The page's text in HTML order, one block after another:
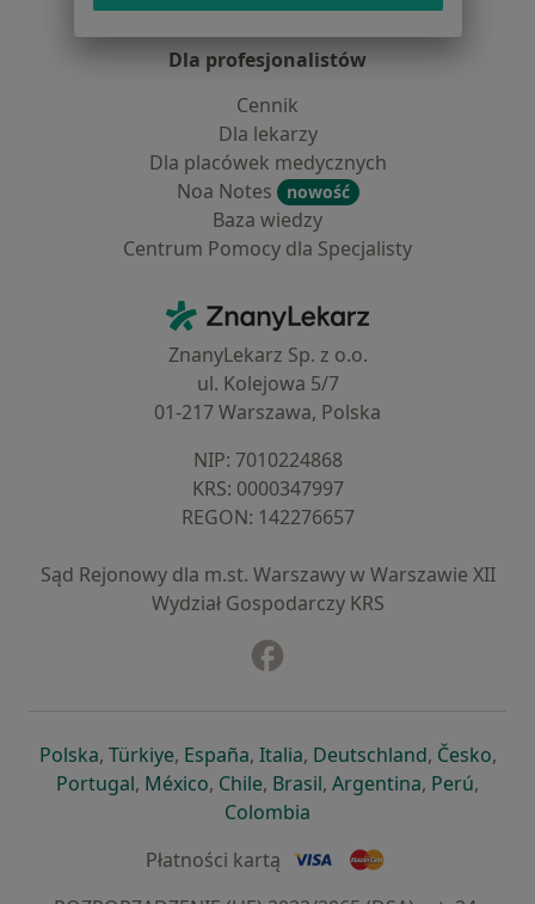
Blog dla pacjentów
Dla profesjonalistów
Cennik
Dla lekarzy
Dla placówek medycznych
Noa Notes
nowość
Baza wiedzy
Centrum Pomocy dla Specjalisty
ZnanyLekarz - Strona główna
ZnanyLekarz Sp. z o.o.
ul. Kolejowa 5/7
01-217 Warszawa, Polska
NIP: ⁠7010224868
KRS: ⁠0000347997
REGON: ⁠142276657
Sąd Rejonowy dla m.st. Warszawy w Warszawie XII
Wydział Gospodarczy KRS
Polskaotwiera się w nowej karcie
, Türkiyeotwiera się w nowej karcie
, Españaotwiera się w nowej karcie
, Italiaotwiera się w nowej
, Deutschlandotwiera się
, Česko,
Portugalotwiera się w nowej karcie
, Méxicootwiera się w nowej karcie
, Chileotwiera się w nowej karcie
, Brasilotwiera się w nowej
, Argentinaotwiera się
, Perú,
Colombia
Płatności kartą